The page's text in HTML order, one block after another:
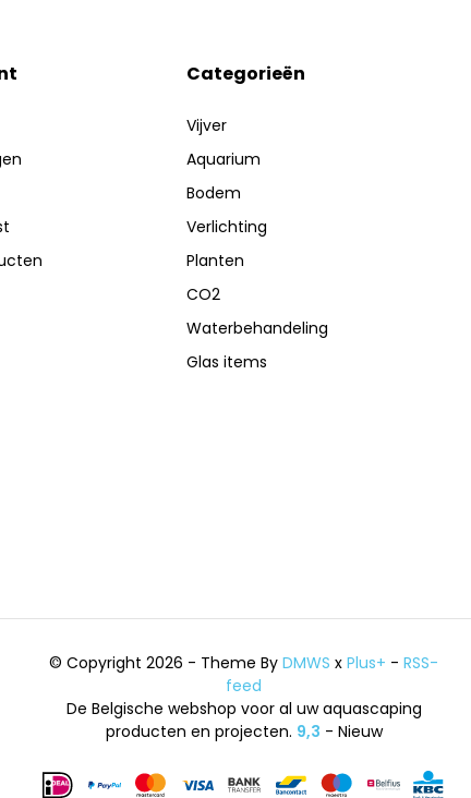
Categorieën
Vijver
Aquarium
Bodem
Verlichting
Planten
CO2
Waterbehandeling
Glas items
© Copyright 2026 - Theme ByDMWS xPlus+ -RSS-
feed
De Belgische webshop voor al uw aquascaping
producten en projecten. 9,3 - Nieuw